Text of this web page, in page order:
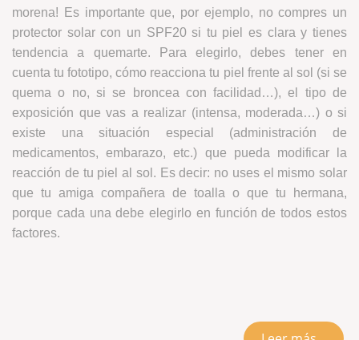
morena! Es importante que, por ejemplo, no compres un
protector solar con un SPF20 si tu piel es clara y tienes
tendencia a quemarte. Para elegirlo, debes tener en
cuenta tu fototipo, cómo reacciona tu piel frente al sol (si se
quema o no, si se broncea con facilidad…), el tipo de
exposición que vas a realizar (intensa, moderada…) o si
existe una situación especial (administración de
medicamentos, embarazo, etc.) que pueda modificar la
reacción de tu piel al sol. Es decir: no uses el mismo solar
que tu amiga compañera de toalla o que tu hermana,
porque cada una debe elegirlo en función de todos estos
factores.